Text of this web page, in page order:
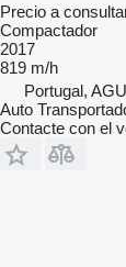
Precio a
Compactador
2017
819 m/h
Portugal,
Auto
Contacte con el